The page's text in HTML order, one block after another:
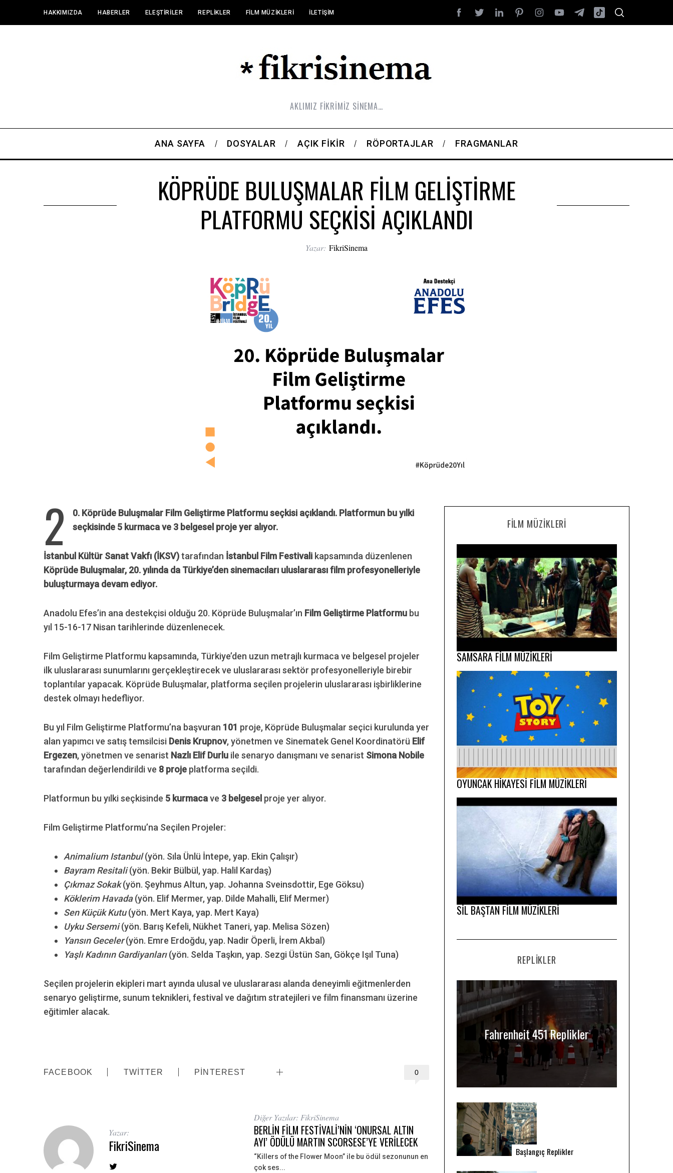
HAKKIMIZDA HABERLER ELEŞTIRILER REPLIKLER FILM MÜZIKLERI İLETIŞIM
AKLIMIZ FİKRİMİZ SİNEMA…
ANA SAYFA DOSYALAR AÇIK FIKIR RÖPORTAJLAR FRAGMANLAR
KÖPRÜDE BULUŞMALAR FİLM GELİŞTİRME
PLATFORMU SEÇKİSİ AÇIKLANDI
Yazar: FikriSinema
2 0. Köprüde Buluşmalar Film Geliştirme Platformu seçkisi açıklandı. Platformun bu yılki
seçkisinde 5 kurmacave 3 belgesel proje yer alıyor.
İstanbul Kültür Sanat Vakfı (İKSV)tarafından İstanbul Film Festivali kapsamında düzenlenen
Köprüde Buluşmalar, 20. yılında da Türkiye’den sinemacıları uluslararası film profesyonelleriyle
buluşturmaya devam ediyor.
Anadolu Efes’in ana destekçisi olduğu 20. Köprüde Buluşmalar’ın Film Geliştirme Platformu bu
yıl 15-16-17 Nisan tarihlerinde düzenlenecek.
Film Geliştirme Platformu kapsamında, Türkiye’den uzun metrajlı kurmaca ve belgesel projeler
ilk uluslararası sunumlarını gerçekleştirecek ve uluslararası sektör profesyonelleriyle birebir
toplantılar yapacak. Köprüde Buluşmalar, platforma seçilen projelerin uluslararası işbirliklerine
destek olmayı hedefliyor.
Bu yıl Film Geliştirme Platformu’na başvuran 101 proje, Köprüde Buluşmalar seçici kurulunda yer
alan yapımcı ve satış temsilcisi Denis Krupnov, yönetmen ve Sinematek Genel Koordinatörü Elif
Ergezen, yönetmen ve senarist Nazlı Elif Durlu ile senaryo danışmanı ve senarist Simona Nobile
tarafından değerlendirildi ve 8 proje platforma seçildi.
Platformun bu yılki seçkisinde 5 kurmacave 3 belgesel proje yer alıyor.
Film Geliştirme Platformu’na Seçilen Projeler:
Animalium Istanbul(yön. Sıla Ünlü İntepe, yap. Ekin Çalışır)
Bayram Resitali(yön. Bekir Bülbül, yap. Halil Kardaş)
Çıkmaz Sokak(yön. Şeyhmus Altun, yap. Johanna Sveinsdottir, Ege Göksu)
Köklerim Havada(yön. Elif Mermer, yap. Dilde Mahalli, Elif Mermer)
Sen Küçük Kutu(yön. Mert Kaya, yap. Mert Kaya)
Uyku Sersemi(yön. Barış Kefeli, Nükhet Taneri, yap. Melisa Sözen)
Yansın Geceler(yön. Emre Erdoğdu, yap. Nadir Öperli, İrem Akbal)
Yaşlı Kadının Gardiyanları(yön. Selda Taşkın, yap. Sezgi Üstün San, Gökçe Işıl Tuna)
Seçilen projelerin ekipleri mart ayında ulusal ve uluslararası alanda deneyimli eğitmenlerden
senaryo geliştirme, sunum teknikleri, festival ve dağıtım stratejileri ve film finansmanı üzerine
eğitimler alacak.
0
FACEBOOK TWITTER PINTEREST
Yazar:
FikriSinema
Diğer Yazılar: FikriSinema
BERLİN FİLM FESTİVALİ’NİN ‘ONURSAL ALTIN
AYI’ ÖDÜLÜ MARTIN SCORSESE’YE VERİLECEK
“Killers of the Flower Moon” ile bu ödül sezonunun en
çok ses...
FILM MÜZIKLERI
SAMSARA FİLM MÜZİKLERİ
OYUNCAK HİKAYESİ FİLM MÜZİKLERİ
SİL BAŞTAN FİLM MÜZİKLERİ
REPLIKLER
Fahrenheit 451 Replikler
Başlangıç Replikler
S
e
r
h
f